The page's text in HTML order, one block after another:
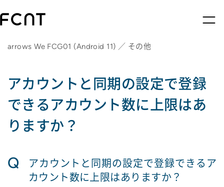
arrows We FCG01 (Android 11) ／ その他
アカウントと同期の設定で登録
できるアカウント数に上限はあ
りますか？
Q
アカウントと同期の設定で登録できるア
カウント数に上限はありますか？